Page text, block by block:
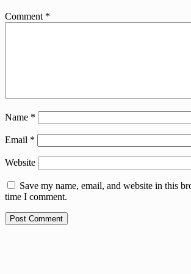
Comment *
Name *
Email *
Website
Save my name, email, and website in this
time I comment.